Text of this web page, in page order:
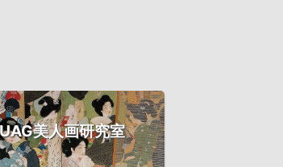
UAG美人画研究室